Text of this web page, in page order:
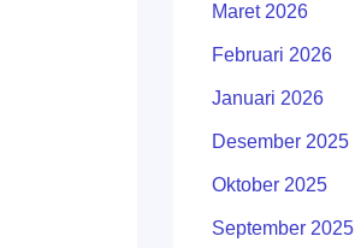
Maret 2026
Februari 2026
Januari 2026
Desember 2025
Oktober 2025
September 2025